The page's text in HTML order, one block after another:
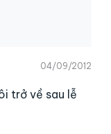
04/09/2012
trở về sau lễ